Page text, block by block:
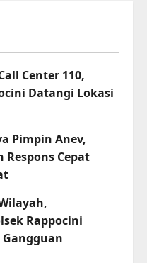
Center 110,
Datangi Lokasi
Pimpin Anev,
Cepat
Rappocini
Gangguan